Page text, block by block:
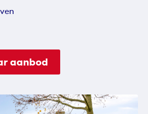
aanbod